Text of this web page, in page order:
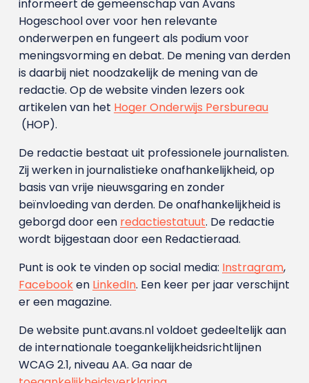
informeert de gemeenschap van Avans
Hogeschool over voor hen relevante
onderwerpen en fungeert als podium voor
meningsvorming en debat. De mening van derden
is daarbij niet noodzakelijk de mening van de
redactie. Op de website vinden lezers ook
artikelen van het Hoger Onderwijs Persbureau
(HOP).
De redactie bestaat uit professionele journalisten.
Zij werken in journalistieke onafhankelijkheid, op
basis van vrije nieuwsgaring en zonder
beïnvloeding van derden. De onafhankelijkheid is
geborgd door een redactiestatuut. De redactie
wordt bijgestaan door een Redactieraad.
Punt is ook te vinden op social media: Instragram,
Facebooken LinkedIn. Een keer per jaar verschijnt
er een magazine.
De website punt.avans.nl voldoet gedeeltelijk aan
de internationale toegankelijkheidsrichtlijnen
WCAG 2.1, niveau AA. Ga naar de